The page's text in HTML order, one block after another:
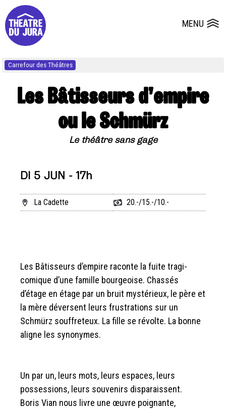
MENU
Presse
Salles
Dépôts de dossiers
Carrefour des Théâtres
Les Bâtisseurs d’empire
ou le Schmürz
Le théâtre sans gage
Les Bâtisseurs d’empire raconte la fuite tragi-
comique d’une famille bourgeoise. Chassés
d’étage en étage par un bruit mystérieux, le père et
la mère déversent leurs frustrations sur un
Schmürz souffreteux. La fille se révolte. La bonne
aligne les synonymes.
Un par un, leurs mots, leurs espaces, leurs
possessions, leurs souvenirs disparaissent.
Boris Vian nous livre une œuvre poignante,
DI 5 JUN - 17h
La Cadette 20.-/15.-/10.-